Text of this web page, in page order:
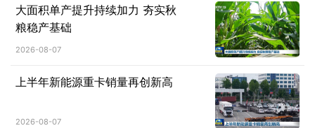
大面积单产提升持续加力 夯实秋
粮稳产基础
2026-08-07
上半年新能源重卡销量再创新高
2026-08-07